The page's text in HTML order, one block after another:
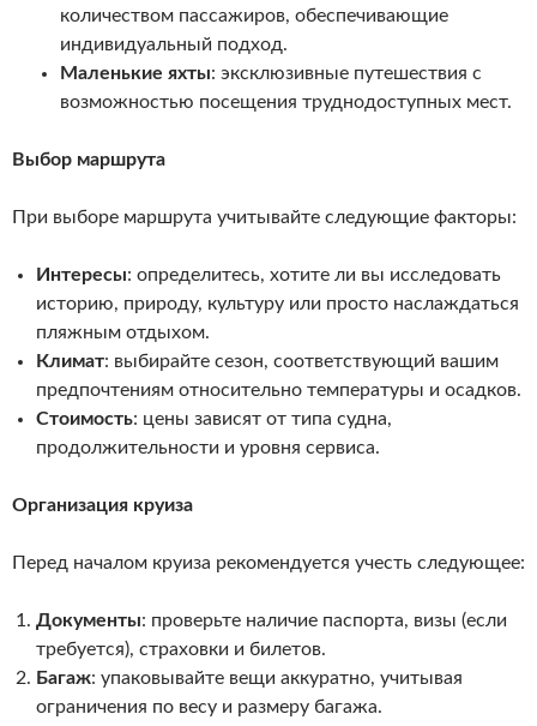
количеством пассажиров, обеспечивающие
индивидуальный подход.
Маленькие яхты: эксклюзивные путешествия с
возможностью посещения труднодоступных мест.
Выбор маршрута
При выборе маршрута учитывайте следующие факторы:
Интересы: определитесь, хотите ли вы исследовать
историю, природу, культуру или просто наслаждаться
пляжным отдыхом.
Климат: выбирайте сезон, соответствующий вашим
предпочтениям относительно температуры и осадков.
Стоимость: цены зависят от типа судна,
продолжительности и уровня сервиса.
Организация круиза
Перед началом круиза рекомендуется учесть следующее:
Документы: проверьте наличие паспорта, визы (если
требуется), страховки и билетов.
Багаж: упаковывайте вещи аккуратно, учитывая
ограничения по весу и размеру багажа.